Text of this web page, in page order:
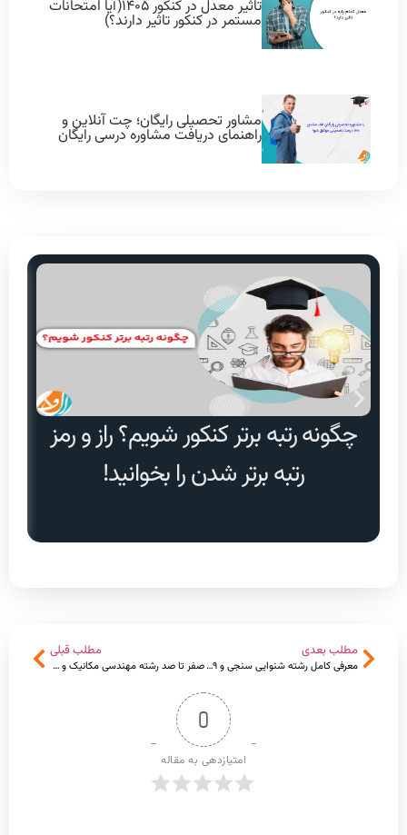
تاثیر معدل در کنکور ۱۴۰۵(آیا امتحانات
مستمر در کنکور تاثیر دارند؟)
مشاور تحصیلی رایگان؛ چت آنلاین و
راهنمای دریافت مشاوره درسی رایگان
چگونه رتبه برتر کنکور شویم؟ راز و رمز
رتبه برتر شدن را بخوانید!
مطلب بعدی
معرفی کامل رشته شنوایی سنجی و ۹ دانشگاه ارائه دهنده آن
مطلب قبلی
صفر تا صد رشته مهندسی مکانیک و پردرآمدترین گرایش آن
0
امتیازدهی به مقاله